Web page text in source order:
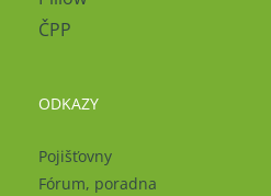
ČPP
ODKAZY
Pojišťovny
Fórum, poradna